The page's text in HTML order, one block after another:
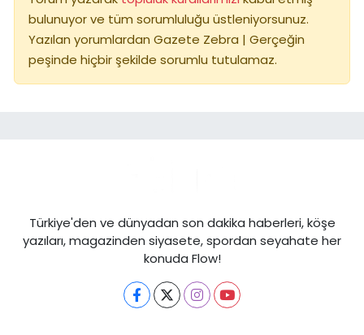
bulunuyor ve tüm sorumluluğu üstleniyorsunuz.
Yazılan yorumlardan Gazete Zebra | Gerçeğin
peşinde hiçbir şekilde sorumlu tutulamaz.
Türkiye'den ve dünyadan son dakika haberleri, köşe
yazıları, magazinden siyasete, spordan seyahate her
konuda Flow!